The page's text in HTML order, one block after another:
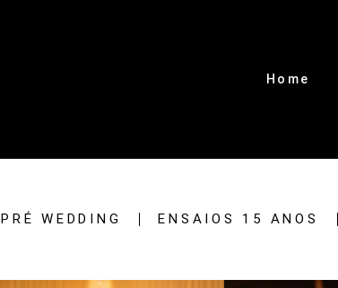
Home
PRÉ WEDDING ENSAIOS 15 ANOS